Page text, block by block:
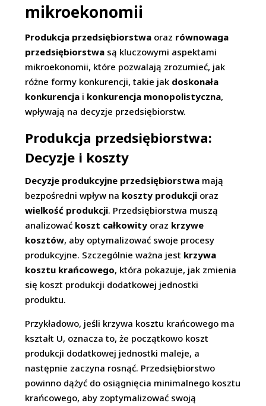
mikroekonomii
Produkcja przedsiębiorstwa oraz równowaga
przedsiębiorstwa są kluczowymi aspektami
mikroekonomii, które pozwalają zrozumieć, jak
różne formy konkurencji, takie jak doskonała
konkurencja i konkurencja monopolistyczna,
wpływają na decyzje przedsiębiorstw.
Produkcja przedsiębiorstwa:
Decyzje i koszty
Decyzje produkcyjne przedsiębiorstwa mają
bezpośredni wpływ na koszty produkcji oraz
wielkość produkcji. Przedsiębiorstwa muszą
analizować koszt całkowity oraz krzywe
kosztów, aby optymalizować swoje procesy
produkcyjne. Szczególnie ważna jest krzywa
kosztu krańcowego, która pokazuje, jak zmienia
się koszt produkcji dodatkowej jednostki
produktu.
Przykładowo, jeśli krzywa kosztu krańcowego ma
kształt U, oznacza to, że początkowo koszt
produkcji dodatkowej jednostki maleje, a
następnie zaczyna rosnąć. Przedsiębiorstwo
powinno dążyć do osiągnięcia minimalnego kosztu
krańcowego, aby zoptymalizować swoją